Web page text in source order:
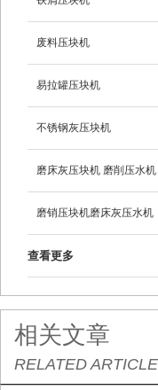
废料压块机
易拉罐压块机
不锈钢灰压块机
磨床灰压块机 磨削压水机
磨销压块机磨床灰压水机
查看更多
相关文章
RELATED